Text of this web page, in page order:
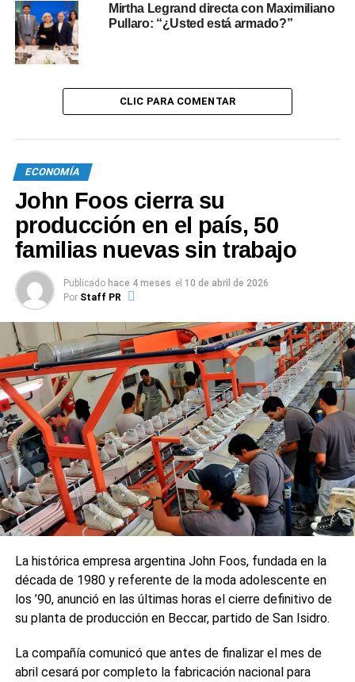
Vacunación en Santa Fe: el 85% de los inscriptos
ya recibió al menos una dosis y llegan más
vacunas
Mirtha Legrand directa con Maximiliano
Pullaro: “¿Usted está armado?”
CLIC PARA COMENTAR
ECONOMÍA
John Foos cierra su
producción en el país, 50
familias nuevas sin trabajo
Publicado hace 4 meses el 10 de abril de 2026
Por Staff PR
La histórica empresa argentina John Foos, fundada en la
década de 1980 y referente de la moda adolescente en
los ’90, anunció en las últimas horas el cierre definitivo de
su planta de producción en Beccar, partido de San Isidro.
La compañía comunicó que antes de finalizar el mes de
abril cesará por completo la fabricación nacional para